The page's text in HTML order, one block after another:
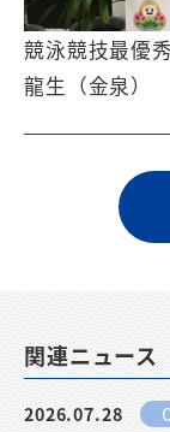
競泳競技最優
龍生（金泉）
関連ニュース
2026.07.28